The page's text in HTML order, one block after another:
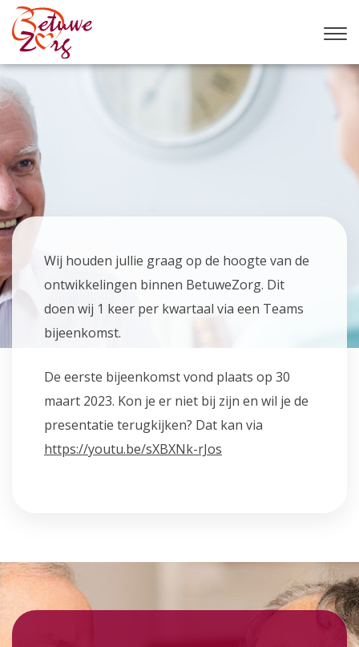
Wij houden jullie graag op de hoogte van de
ontwikkelingen binnen BetuweZorg. Dit
doen wij 1 keer per kwartaal via een Teams
bijeenkomst.
De eerste bijeenkomst vond plaats op 30
maart 2023. Kon je er niet bij zijn en wil je de
presentatie terugkijken? Dat kan via
https://youtu.be/sXBXNk-rJos